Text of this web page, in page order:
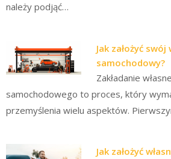
należy podjąć…
Jak założyć
samochodowy?
Zakładanie
samochodowego to proces, który
przemyślenia wielu aspektów.
Jak założyć